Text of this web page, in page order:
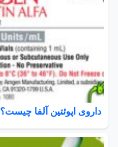
داروی اپوئتین آلفا چیست؟